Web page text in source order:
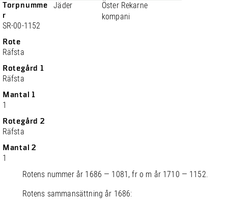
Torpnumme
r
SR-00-1152
Rote
Räfsta
Rotegård 1
Räfsta
Mantal 1
1
Rotegård 2
Räfsta
Mantal 2
1
Jäder
Öster Rekarne
kompani
Rotens nummer år 1686 — 1081, fr o m år 1710 — 1152.
Rotens sammansättning år 1686: